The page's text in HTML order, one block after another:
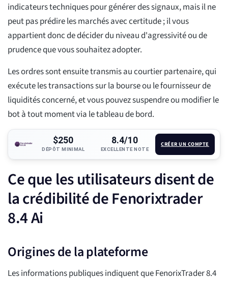
indicateurs techniques pour générer des signaux, mais il ne
peut pas prédire les marchés avec certitude ; il vous
appartient donc de décider du niveau d'agressivité ou de
prudence que vous souhaitez adopter.
Les ordres sont ensuite transmis au courtier partenaire, qui
exécute les transactions sur la bourse ou le fournisseur de
liquidités concerné, et vous pouvez suspendre ou modifier le
bot à tout moment via le tableau de bord.
$250
DÉPÔT MINIMAL
8.4/10
EXCELLENTE NOTE
CRÉER UN COMPTE
Ce que les utilisateurs disent de
la crédibilité de Fenorixtrader
8.4 Ai
Origines de la plateforme
Les informations publiques indiquent que FenorixTrader 8.4